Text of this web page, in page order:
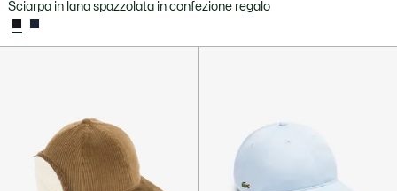
Sciarpa in lana spazzolata in confezione regalo